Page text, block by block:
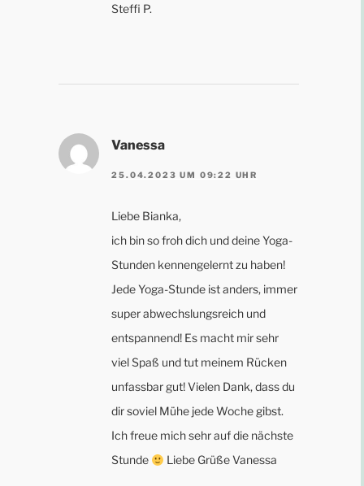
Steffi P.
Vanessa
25.04.2023 UM 09:22 UHR
Liebe Bianka,
ich bin so froh dich und deine Yoga-
Stunden kennengelernt zu haben!
Jede Yoga-Stunde ist anders, immer
super abwechslungsreich und
entspannend! Es macht mir sehr
viel Spaß und tut meinem Rücken
unfassbar gut! Vielen Dank, dass du
dir soviel Mühe jede Woche gibst.
Ich freue mich sehr auf die nächste
Stunde
Liebe Grüße Vanessa